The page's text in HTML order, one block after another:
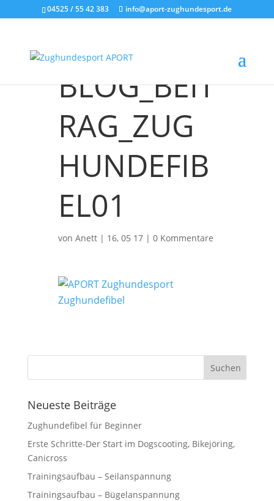
04525 / 55 42 383 info@aport-zughundesport.de
BLOG_BEIT
RAG_ZUG
HUNDEFIB
EL01
von Anett| 16, 05 17| 0 Kommentare
Neueste Beiträge
Zughundefibel für Beginner
Erste Schritte-Der Start im Dogscooting, Bikejöring,
Canicross
Trainingsaufbau – Seilanspannung
Trainingsaufbau – Bügelanspannung